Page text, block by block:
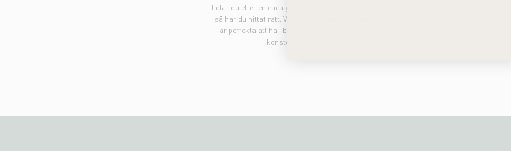
Letar du efter en eucalyptus i den finaste gröna nyansen
så har du hittat rätt. Vi har flera olika varianter och de
är perfekta att ha i buketter tillsammans med våra
konstgjorda blommor.